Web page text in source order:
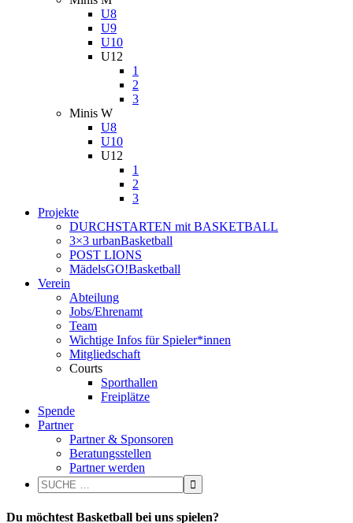
U8
U9
U10
U12
1
2
3
Minis W
U8
U10
U12
1
2
3
Projekte
DURCHSTARTEN mit BASKETBALL
3×3 urbanBasketball
POST LIONS
MädelsGO!Basketball
Verein
Abteilung
Jobs/Ehrenamt
Team
Wichtige Infos für Spieler*innen
Mitgliedschaft
Courts
Sporthallen
Freiplätze
Spende
Partner
Partner & Sponsoren
Beratungsstellen
Partner werden
Du möchtest Basketball bei uns spielen?